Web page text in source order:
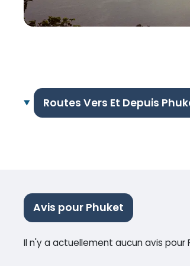
Routes Vers Et Depuis
Avis pour Phuket
Il n'y a actuellement aucun avis pour